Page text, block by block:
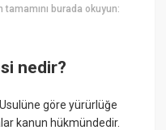
tamamını burada okuyun:
nedir?
göre yürürlüğe
kanun hükmündedir.